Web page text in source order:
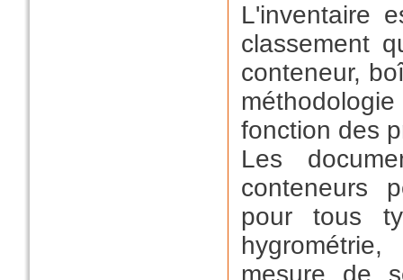
L'inventaire
classement
conteneur,
fonction des
Les
conteneurs
pour tous
mesure de